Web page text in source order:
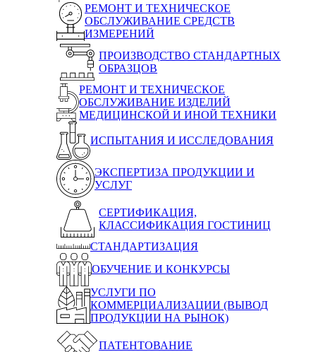
РЕМОНТ И ТЕХНИЧЕСКОЕ
ОБСЛУЖИВАНИЕ СРЕДСТВ
ИЗМЕРЕНИЙ
ПРОИЗВОДСТВО СТАНДАРТНЫХ
ОБРАЗЦОВ
РЕМОНТ И ТЕХНИЧЕСКОЕ
ОБСЛУЖИВАНИЕ ИЗДЕЛИЙ
МЕДИЦИНСКОЙ И ИНОЙ ТЕХНИКИ
ИСПЫТАНИЯ И ИССЛЕДОВАНИЯ
ЭКСПЕРТИЗА ПРОДУКЦИИ И
УСЛУГ
СЕРТИФИКАЦИЯ,
КЛАССИФИКАЦИЯ ГОСТИНИЦ
СТАНДАРТИЗАЦИЯ
ОБУЧЕНИЕ И КОНКУРСЫ
УСЛУГИ ПО
КОММЕРЦИАЛИЗАЦИИ (ВЫВОД
ПРОДУКЦИИ НА РЫНОК)
ПАТЕНТОВАНИЕ